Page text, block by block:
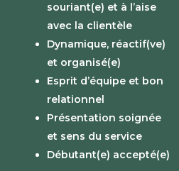
souriant(e) et à l’aise
avec la clientèle
Dynamique, réactif(ve)
et organisé(e)
Esprit d’équipe et bon
relationnel
Présentation soignée
et sens du service
Débutant(e) accepté(e)